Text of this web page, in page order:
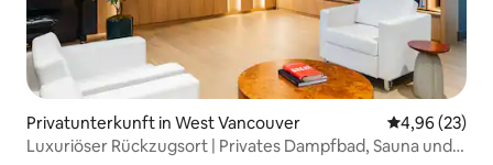
Privatunterkunft in West Vancouver
4,96 (23)
Luxuriöser Rückzugsort | Privates Dampfbad, Sauna und